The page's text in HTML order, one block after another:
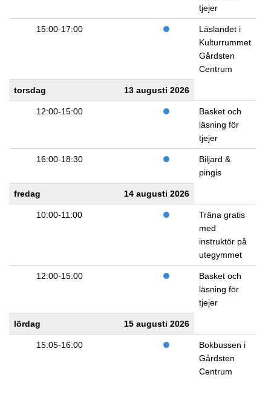
tjejer
15:00-17:00
Läslandet i
Kulturrummet
Gårdsten
Centrum
torsdag 13 augusti 2026
12:00-15:00
Basket och
läsning för
tjejer
16:00-18:30
Biljard &
pingis
fredag 14 augusti 2026
10:00-11:00
Träna gratis
med
instruktör på
utegymmet
12:00-15:00
Basket och
läsning för
tjejer
lördag 15 augusti 2026
15:05-16:00
Bokbussen i
Gårdsten
Centrum